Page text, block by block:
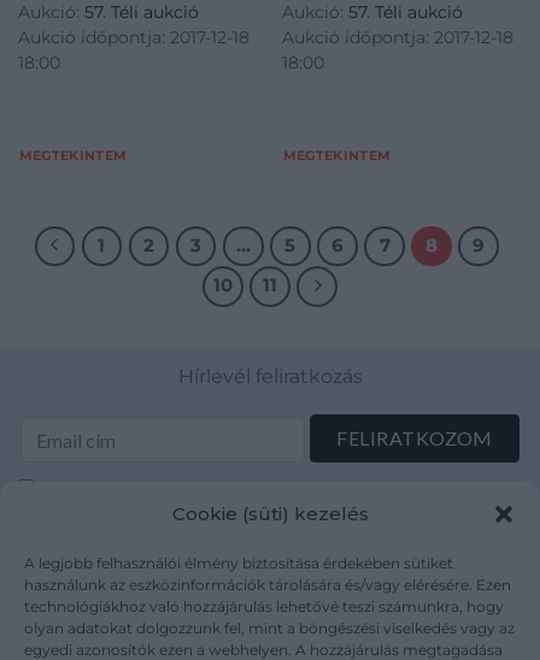
Cookie (süti) kezelés
A legjobb felhasználói élmény biztosítása érdekében sütiket
használunk az eszközinformációk tárolására és/vagy elérésére. Ezen
technológiákhoz való hozzájárulás lehetővé teszi számunkra, hogy
olyan adatokat dolgozzunk fel, mint a böngészési viselkedés vagy az
egyedi azonosítók ezen a webhelyen. A hozzájárulás megtagadása
Aukció: 57. Téli aukció
Aukció időpontja: 2017-12-18
18:00
MEGTEKINTEM
Aukció: 57. Téli aukció
Aukció időpontja: 2017-12-18
18:00
MEGTEKINTEM
1 2 3 … 5 6 7 8
9
10
11
Hírlevél feliratkozás
mutargy.com/adatkezelesi-tajekoztato/
Rólunk
Médiaajánlat
Karrier
Áraink
ÁSZF
Adatvédelem